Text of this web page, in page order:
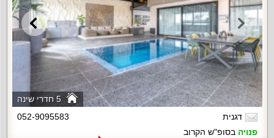
5 חדרי שינה
דגנית
052-9095583
פנויה בסופ"ש הקרוב